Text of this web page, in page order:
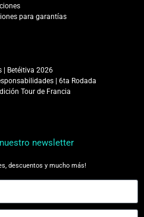
para garantías
| Betéitiva 2026
| 6ta Rodada
Tour de Francia
newsletter
descuentos y mucho más!